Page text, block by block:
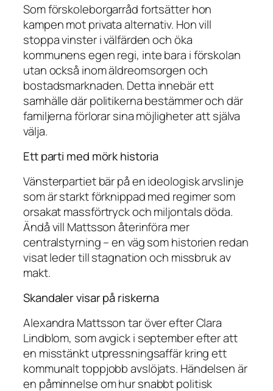
Som förskoleborgarråd fortsätter hon
kampen mot privata alternativ. Hon vill
stoppa vinster i välfärden och öka
kommunens egen regi, inte bara i förskolan
utan också inom äldreomsorgen och
bostadsmarknaden. Detta innebär ett
samhälle där politikerna bestämmer och där
familjerna förlorar sina möjligheter att själva
välja.
Ett parti med mörk historia
Vänsterpartiet bär på en ideologisk arvslinje
som är starkt förknippad med regimer som
orsakat massförtryck och miljontals döda.
Ändå vill Mattsson återinföra mer
centralstyrning – en väg som historien redan
visat leder till stagnation och missbruk av
makt.
Skandaler visar på riskerna
Alexandra Mattsson tar över efter Clara
Lindblom, som avgick i september efter att
en misstänkt utpressningsaffär kring ett
kommunalt toppjobb avslöjats. Händelsen är
en påminnelse om hur snabbt politisk